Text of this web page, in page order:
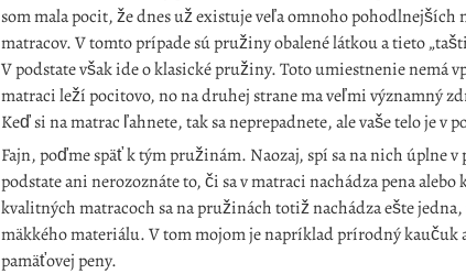
som mala pocit, že dnes už existuje veľa omnoho pohodlnejších
matracov. V tomto prípade sú pružiny obalené látkou a tieto
V podstate však ide o klasické pružiny. Toto umiestnenie nemá
matraci leží pocitovo, no na druhej strane ma veľmi významný
Keď si na matrac ľahnete, tak sa neprepadnete, ale vaše telo je v
Fajn, poďme späť k tým pružinám. Naozaj, spí sa na nich úplne
podstate ani nerozoznáte to, či sa v matraci nachádza pena
kvalitných matracoch sa na pružinách totiž nachádza ešte
mäkkého materiálu. V tom mojom je napríklad prírodný kaučuk
pamäťovej peny.